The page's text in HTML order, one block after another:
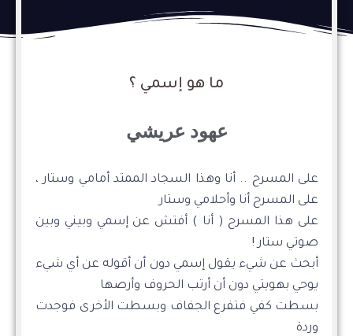
ما هو إسمي ؟
عهود عريشي
على المسرح .. أنا وهذا السجاد الممتد أمامي وستار ،
على المسرح أنا وأحلامي وستار
على هذا المسرح ( أنا ) أفتش عن إسمي وبيني وبين
صوتي ستار !
أبحث عن شيء يقول إسمي دون أن أقوله عن أي شيء
يوحي بهويتي دون أن أرتب الحروف وأرصها
بسطت كفي فتفرع الجفاف وبسطت الأخرى فوجدت
وردة